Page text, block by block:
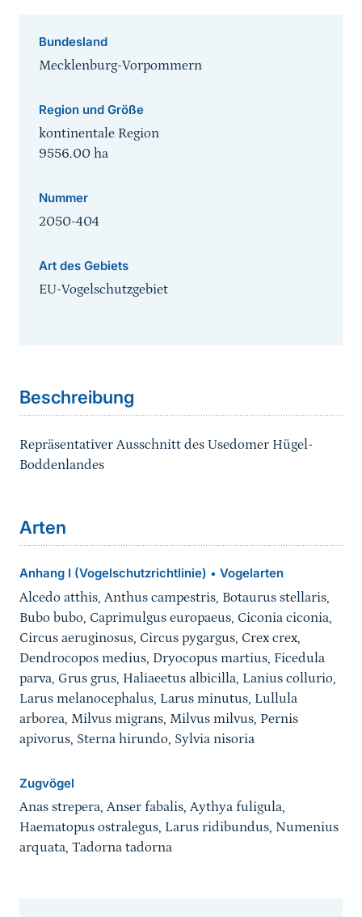
Bundesland
Mecklenburg-Vorpommern
Region und Größe
kontinentale Region
9556.00 ha
Nummer
2050-404
Art des Gebiets
EU-Vogelschutzgebiet
Beschreibung
Repräsentativer Ausschnitt des Usedomer Hügel-
Boddenlandes
Arten
Anhang I (Vogelschutzrichtlinie) • Vogelarten
Alcedo atthis, Anthus campestris, Botaurus stellaris,
Bubo bubo, Caprimulgus europaeus, Ciconia ciconia,
Circus aeruginosus, Circus pygargus, Crex crex,
Dendrocopos medius, Dryocopus martius, Ficedula
parva, Grus grus, Haliaeetus albicilla, Lanius collurio,
Larus melanocephalus, Larus minutus, Lullula
arborea, Milvus migrans, Milvus milvus, Pernis
apivorus, Sterna hirundo, Sylvia nisoria
Zugvögel
Anas strepera, Anser fabalis, Aythya fuligula,
Haematopus ostralegus, Larus ridibundus, Numenius
arquata, Tadorna tadorna